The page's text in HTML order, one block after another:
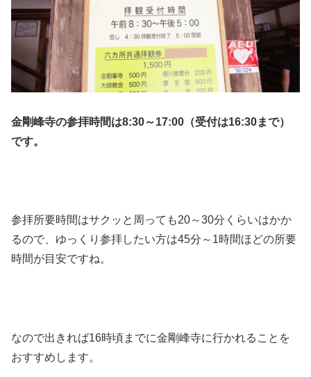
金剛峰寺の参拝時間は8:30～17:00（受付は16:30まで）
です。
参拝所要時間はサクッと周っても20～30分くらいはかか
るので、ゆっくり参拝したい方は45分～1時間ほどの所要
時間が目安ですね。
なので出きれば16時頃までに金剛峰寺に行かれることを
おすすめします。